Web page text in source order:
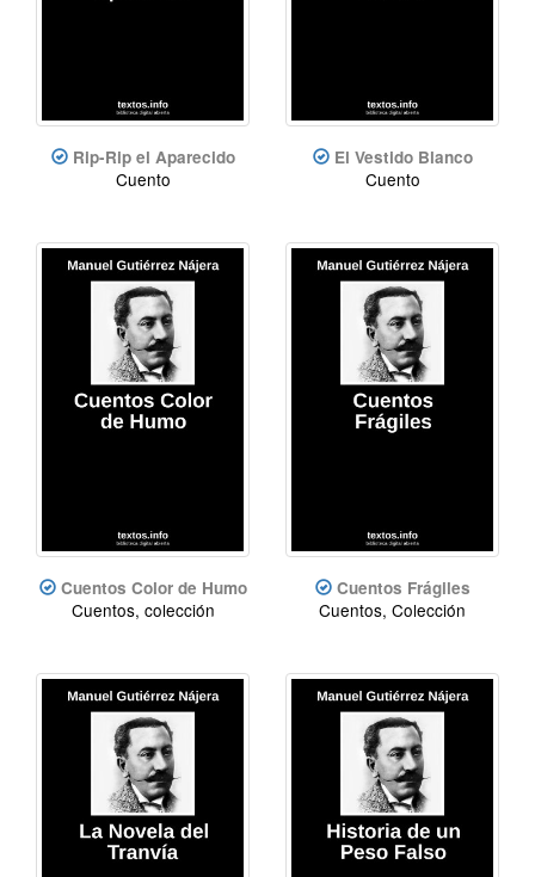
Rip-Rip el Aparecido
Cuento
El Vestido Blanco
Cuento
Cuentos Color de Humo
Cuentos, colección
Cuentos Frágiles
Cuentos, Colección